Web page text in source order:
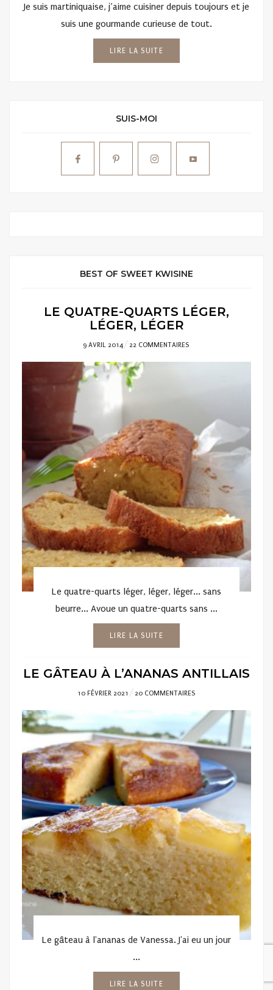
Je suis martiniquaise, j’aime cuisiner depuis toujours et je
suis une gourmande curieuse de tout.
LIRE LA SUITE
SUIS-MOI
BEST OF SWEET KWISINE
LE QUATRE-QUARTS LÉGER,
LÉGER, LÉGER
POSTED
ON
9 AVRIL 2014 22 COMMENTAIRES
Le quatre-quarts léger, léger, léger... sans
beurre... Avoue un quatre-quarts sans ...
LIRE LA SUITE
LE GÂTEAU À L’ANANAS ANTILLAIS
POSTED
10 FÉVRIER 2021 20 COMMENTAIRES
Le gâteau à l'ananas de Vanessa. J'ai eu un jour
...
LIRE LA SUITE